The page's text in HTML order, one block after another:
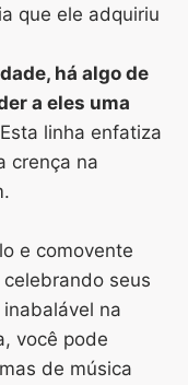
que ele adquiriu
há algo de
a eles uma
Esta linha enfatiza
crença na
e comovente
seus
na
você pode
de música